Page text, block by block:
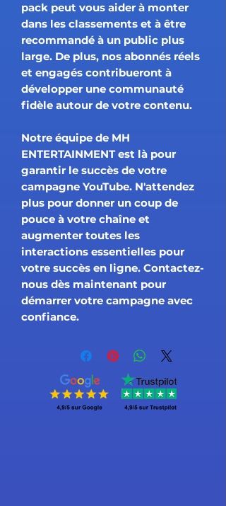
pack peut vous aider à monter
dans les classements et à être
recommandé à un public plus
large. De plus, nos abonnés réels
et engagés contribueront à
développer une communauté
fidèle autour de votre contenu.
Notre équipe de MH
ENTERTAINMENT est là pour
garantir le succès de votre
campagne YouTube. N'attendez
plus pour donner un coup de
pouce à votre chaîne et
augmenter toutes les
interactions essentielles pour
votre succès en ligne. Contactez-
nous dès maintenant pour
démarrer votre campagne avec
confiance.